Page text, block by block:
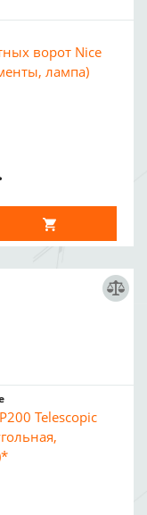
ворот Nice
лампа)
Telescopic